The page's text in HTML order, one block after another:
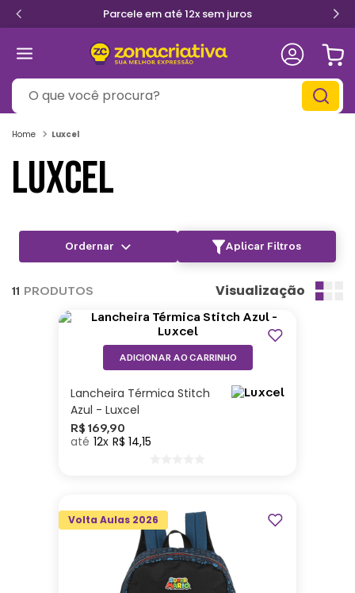
Parcele em até 12x sem juros
O que você procura?
Luxcel
LUXCEL
Aplicar Filtros
11 PRODUTOS Visualização
Lancheira Térmica Stitch
Azul - Luxcel
R$ 169,90
12 R$ 14,15
ADICIONAR AO CARRINHO
Volta Aulas 2026